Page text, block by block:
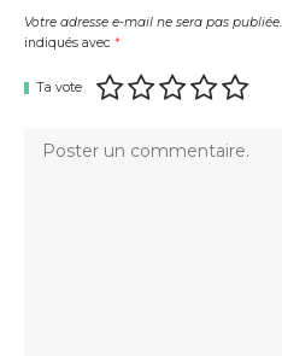
Votre adresse e-mail ne sera pas publiée.
indiqués avec *
Ta vote